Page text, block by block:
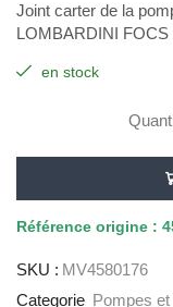
Joint carter de la
LOMBARDINI
en stock
Référence origine :
SKU : MV4580176
Categorie Pompes